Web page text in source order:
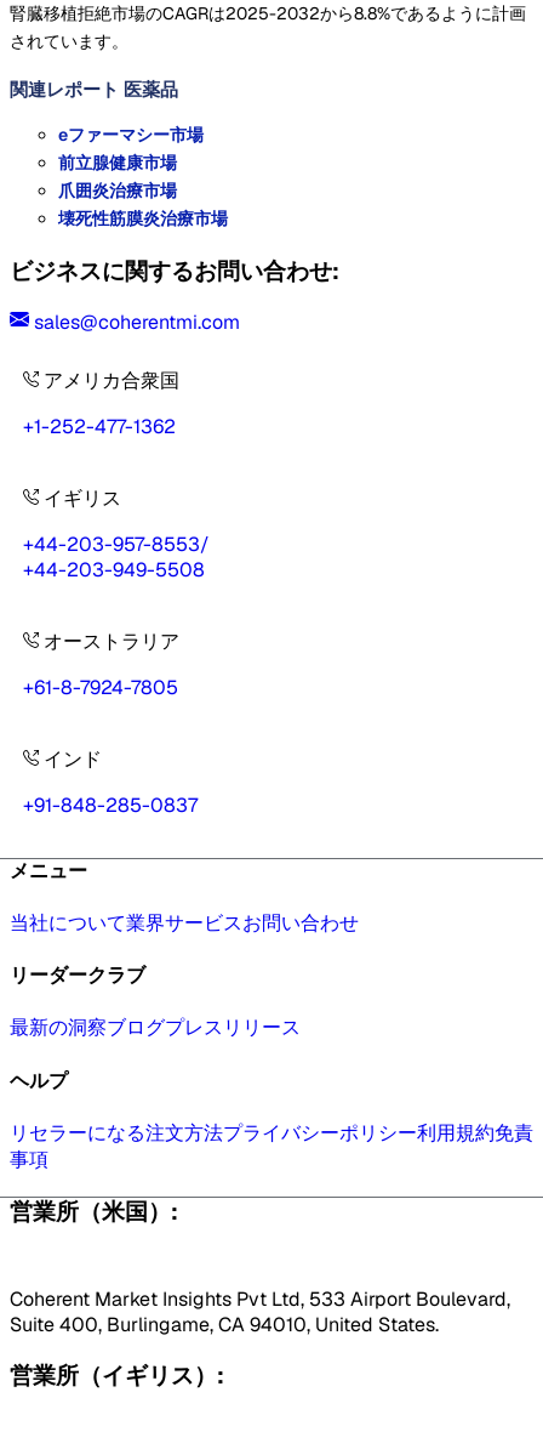
腎臓移植拒絶市場のCAGRは2025-2032から8.8%であるように計画
されています。
関連レポート 医薬品
eファーマシー市場
前立腺健康市場
爪囲炎治療市場
壊死性筋膜炎治療市場
ビジネスに関するお問い合わせ:
sales@coherentmi.com
アメリカ合衆国
+1-252-477-1362
イギリス
+44-203-957-8553/
+44-203-949-5508
オーストラリア
+61-8-7924-7805
インド
+91-848-285-0837
メニュー
当社について業界サービスお問い合わせ
リーダークラブ
最新の洞察ブログプレスリリース
ヘルプ
リセラーになる注文方法プライバシーポリシー利用規約免責
事項
営業所（米国）:
Coherent Market Insights Pvt Ltd, 533 Airport Boulevard,
Suite 400, Burlingame, CA 94010, United States.
営業所（イギリス）: